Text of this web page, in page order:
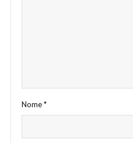
Nome*